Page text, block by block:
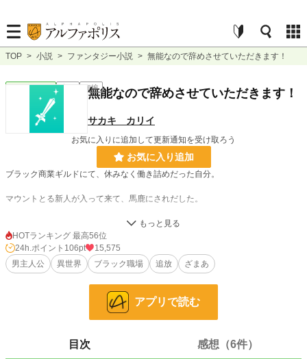
TOP > 小説 > ファンタジー小説 > 無能なので辞めさせていただきます！
ファンタジー 完結 短編
無能なので辞めさせていただきます！
サカキ カリイ
お気に入りに追加して更新通知を受け取ろう
お気に入り追加
ブラック商業ギルドにて、休みなく働き詰めだった自分。
マウントとる新人が入って来て、馬鹿にされだした。
えっ上司まで新人に同調してこちらに辞めろだって？
残業は無能の証拠、職務に時間が長くかかる分、
無駄に残業代払わせてるからお前を辞めさせたいって？
HOTランキング 最高56位
24h.ポイント 106pt
15,575
男主人公
異世界 ブラック職場 追放 ざまあ
アプリで読む
目次 感想（6件）